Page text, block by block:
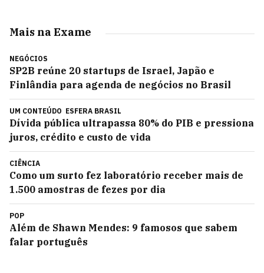
Mais na Exame
NEGÓCIOS
SP2B reúne 20 startups de Israel, Japão e
Finlândia para agenda de negócios no Brasil
UM CONTEÚDO ESFERA BRASIL
Dívida pública ultrapassa 80% do PIB e pressiona
juros, crédito e custo de vida
CIÊNCIA
Como um surto fez laboratório receber mais de
1.500 amostras de fezes por dia
POP
Além de Shawn Mendes: 9 famosos que sabem
falar português